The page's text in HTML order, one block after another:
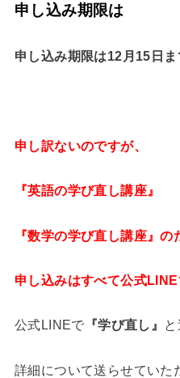
申し込み期限は
申し込み期限は12月15日ま
申し訳ないのですが、
『英語の学び直し講座』
『数学の学び直し講座』の
申し込みはすべて公式LINE
公式LINEで 『学び直し』
詳細について送らせていた